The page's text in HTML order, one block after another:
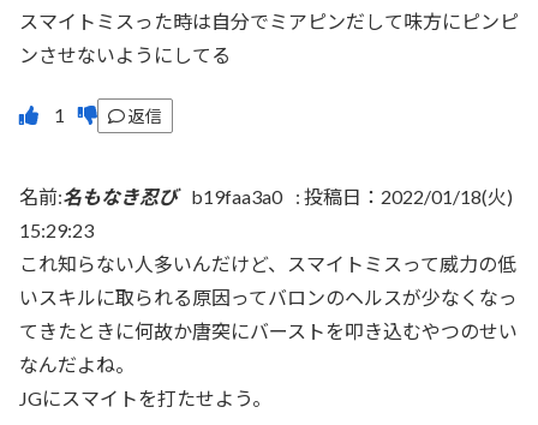
スマイトミスった時は自分でミアピンだして味方にピンピ
ンさせないようにしてる
返信
名前:名もなき忍び b19faa3a0 : 投稿日：2022/01/18(火)
15:29:23
これ知らない人多いんだけど、スマイトミスって威力の低
いスキルに取られる原因ってバロンのヘルスが少なくなっ
てきたときに何故か唐突にバーストを叩き込むやつのせい
なんだよね。
JGにスマイトを打たせよう。